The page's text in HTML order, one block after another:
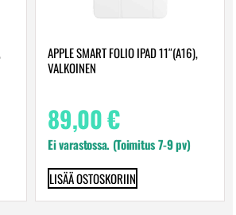
APPLE SMART FOLIO IPAD 11″(A16),
VALKOINEN
89,00€
Ei varastossa. (Toimitus 7-9 pv)
LISÄÄ OSTOSKORIIN